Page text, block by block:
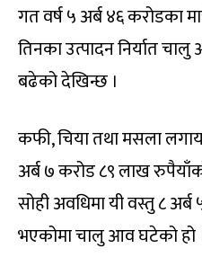
गत वर्ष ५ अर्ब ४६ करोडका
तिनका उत्पादन निर्यात
बढेको देखिन्छ ।
कफी, चिया तथा मसला
अर्ब ७ करोड ८९ लाख
सोही अवधिमा यी वस्तु ८
भएकोमा चालु आव घटेको हो